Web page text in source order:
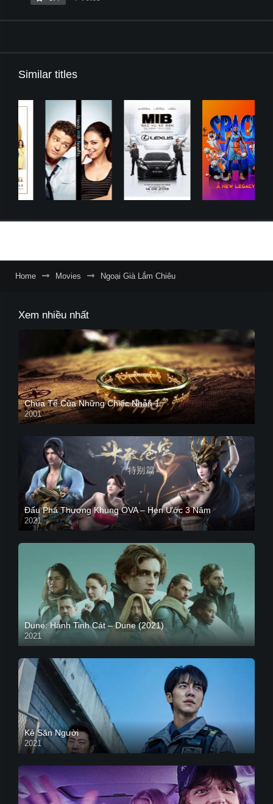
Similar titles
Home Movies Ngoại Già Lắm Chiêu
Xem nhiều nhất
Chúa Tể Của Những Chiếc Nhẫn 1
2001
Đấu Phá Thương Khung OVA – Hẹn Ước 3 Năm
2021
Dune: Hành Tinh Cát – Dune (2021)
2021
HD VIETSUB
Kẻ Săn Người
2021